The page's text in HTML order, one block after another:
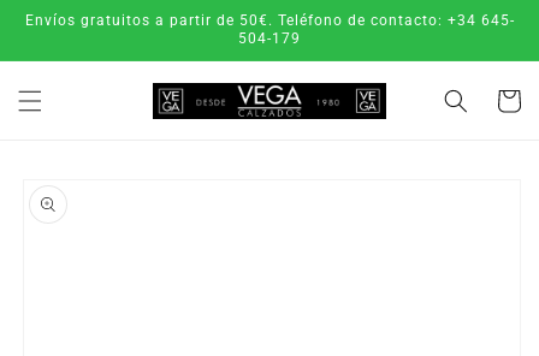
directamente
Envíos gratuitos a partir de 50€. Teléfono de contacto: +34 645-
504-179
Carrito
a la
información